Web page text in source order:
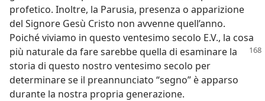
profetico. Inoltre, la Parusia, presenza o apparizione
del Signore Gesù Cristo non avvenne quell’anno.
Poiché viviamo in questo ventesimo secolo E.V., la cosa
più naturale da fare sarebbe quella di esaminare la
storia di questo nostro ventesimo secolo per
determinare se il preannunciato “segno” è apparso
durante la nostra propria generazione.